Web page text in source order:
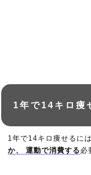
1年で14キロ痩
1年で14キロ痩せるに
か、 運動で消費する 必